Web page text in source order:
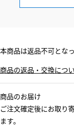
本商品は返品不可とな
商品の返品・交換につ
商品のお届け
ご注文確定後にお取り
ます。